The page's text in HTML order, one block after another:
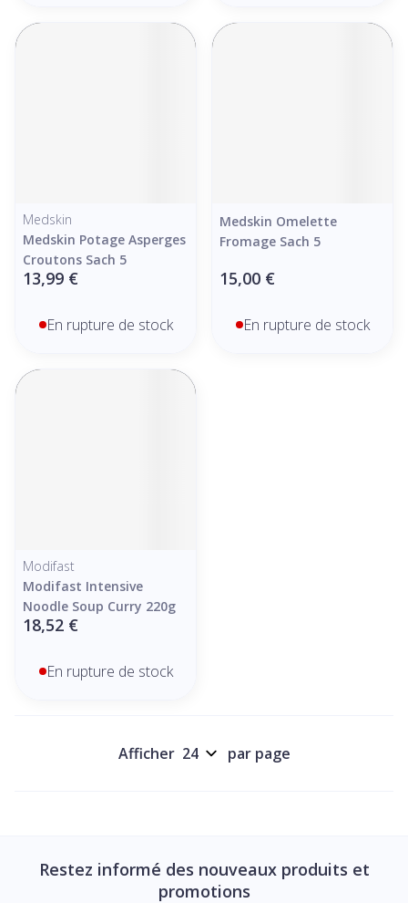
Medskin
Medskin Potage Asperges
Croutons Sach 5
13,99 €
En rupture de stock
Medskin Omelette
Fromage Sach 5
15,00 €
En rupture de stock
Modifast
Modifast Intensive
Noodle Soup Curry 220g
18,52 €
En rupture de stock
Afficher par page
Restez informé des nouveaux produits et
promotions